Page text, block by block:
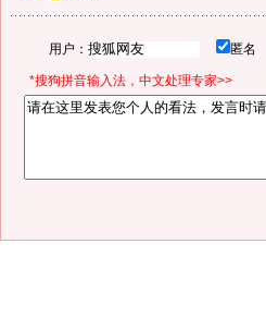
用户： 匿名
*搜狗拼音输入法，中文处理专家>>